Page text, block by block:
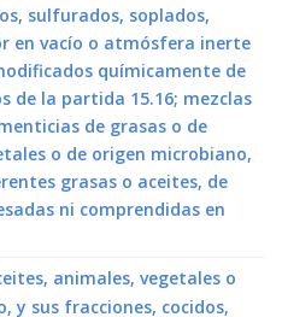
sulfurados, soplados,
en vacío o atmósfera inerte
químicamente de
de la partida 15.16; mezclas
de grasas o de
o de origen microbiano,
grasas o aceites, de
ni comprendidas en
animales, vegetales o
y sus fracciones, cocidos,